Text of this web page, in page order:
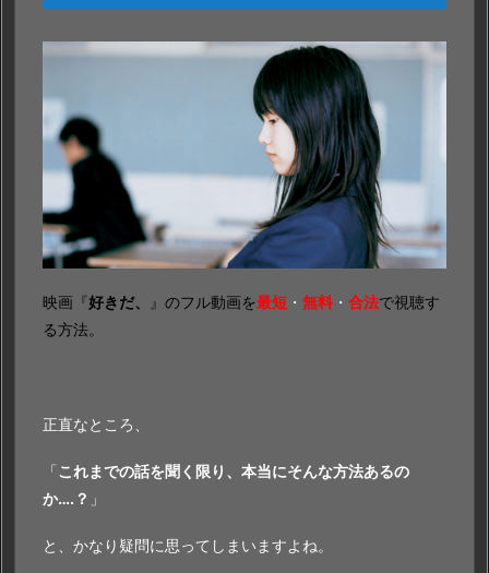
映画『好きだ、 』のフル動画を最短 ・ 無料 ・ 合法で視聴す
る方法。
正直なところ、
「これまでの話を聞く限り、本当にそんな方法あるの
か….？ 」
と、かなり疑問に思ってしまいますよね。